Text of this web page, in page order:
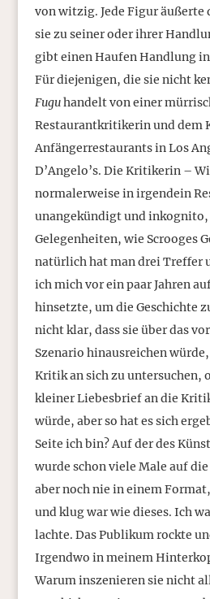
von witzig. Jede Figur äußerte
sie zu seiner oder ihrer
gibt einen Haufen Handlung
Für diejenigen, die sie nicht
Fuguhandelt von einer
Restaurantkritikerin und dem
Anfängerrestaurants in Los
D’Angelo’s. Die Kritikerin –
normalerweise in irgendein
unangekündigt und inkognito,
Gelegenheiten, wie Scrooges
natürlich hat man drei Treffer
ich mich vor ein paar Jahren
hinsetzte, um die Geschichte
nicht klar, dass sie über das
Szenario hinausreichen
Kritik an sich zu untersuchen,
kleiner Liebesbrief an die
würde, aber so hat es sich
Seite ich bin? Auf der des
wurde schon viele Male auf
aber noch nie in einem
und klug war wie dieses. Ich
lachte. Das Publikum rockte
Irgendwo in meinem
Warum inszenieren sie nicht